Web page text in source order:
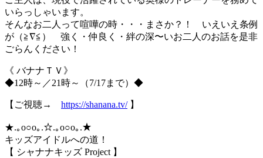
いらっしゃいます。
そんなお二人って喧嘩の時・・・まさか？！ いえいえ条例
が（≧∇≦） 強く・仲良く・絆の深〜いお二人のお話を是非
ごらんください！
《 バナナＴＶ》
◆12時～／21時～（7/17まで）◆
【ご視聴→ https://shanana.tv/】
★.｡o○o｡.☆.｡o○o｡.★
キッズアイドルへの道！
【 シャナナキッズ Project 】